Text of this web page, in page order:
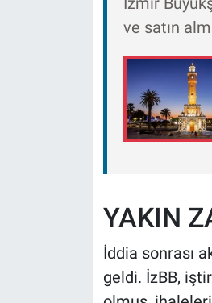
ve satın
YAKIN
İddia sonrası
geldi. İzBB,